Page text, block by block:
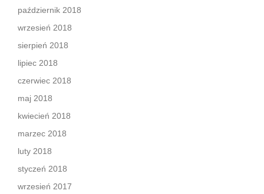
październik 2018
wrzesień 2018
sierpień 2018
lipiec 2018
czerwiec 2018
maj 2018
kwiecień 2018
marzec 2018
luty 2018
styczeń 2018
wrzesień 2017